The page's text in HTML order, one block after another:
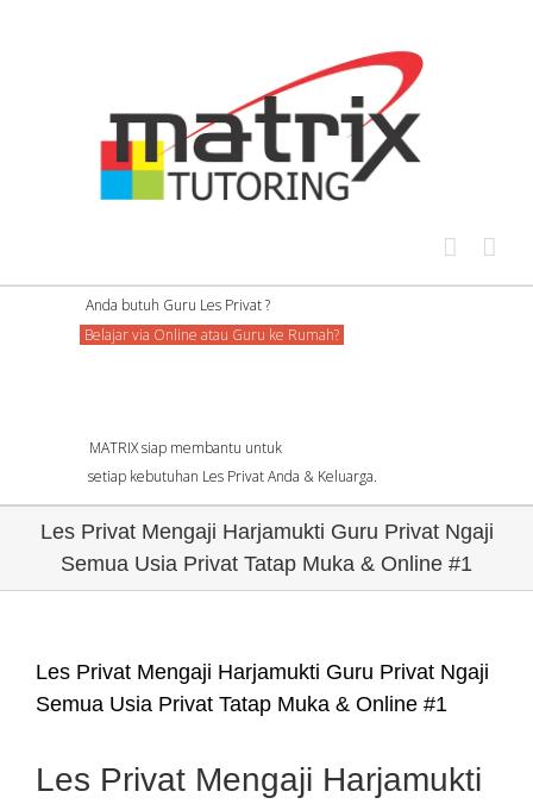
Anda butuh Guru Les Privat ?
Belajar via Online atau Guru ke Rumah?
MATRIX siap membantu untuk
setiap kebutuhan Les Privat Anda & Keluarga.
Les Privat Mengaji Harjamukti Guru Privat Ngaji
Semua Usia Privat Tatap Muka & Online #1
Les Privat Mengaji Harjamukti Guru Privat Ngaji
Semua Usia Privat Tatap Muka & Online #1
Les Privat Mengaji Harjamukti